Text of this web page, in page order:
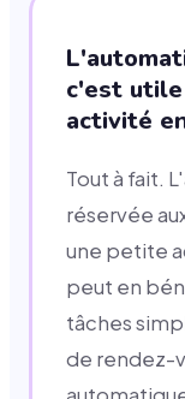
c'est
activité
Tout à fait.
réservée
une petite
peut en
tâches
de rendez-